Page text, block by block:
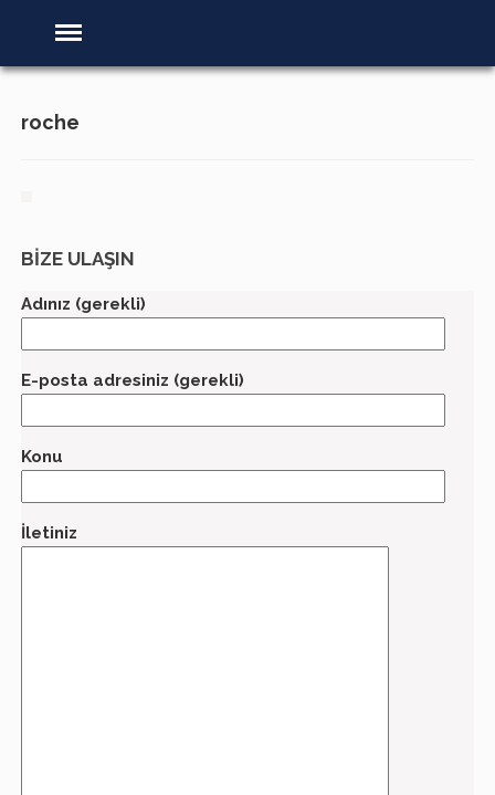
roche
BİZE ULAŞIN
Adınız (gerekli)
E-posta adresiniz (gerekli)
Konu
İletiniz